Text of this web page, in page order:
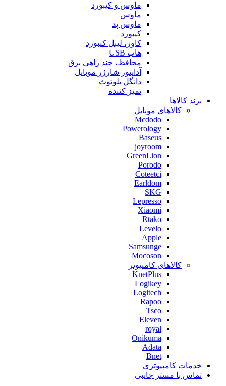
ماوس و کیبورد
ماوس
ماوس پد
کیبورد
کاور، لیبل کیبورد
هاب USB
محافظ، چند راهی برق
آداپتور شارژر موبایل
دانگل بلوتوث
تمیز کننده
برند کالاها
کالاهای موبایل
Mcdodo
Powerology
Baseus
joyroom
GreenLion
Porodo
Coteetci
Earldom
SKG
Lepresso
Xiaomi
Rtako
Levelo
Apple
Samsunge
Mocoson
کالاهای کامپیوتر
KnetPlus
Logikey
Logitech
Rapoo
Tsco
Eleven
royal
Onikuma
Adata
Bnet
خدمات کامپیوتری
تماس با مستر جانبی